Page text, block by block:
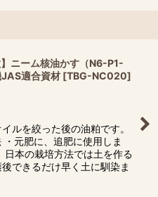
ニーム核油かす（N6-P1-
適合資材 [TBG-NC020]
ルを絞った後の油粕です。
元肥に、追肥に使用しま
日本の栽培方法では土を作る
できるだけ早く土に馴染ま